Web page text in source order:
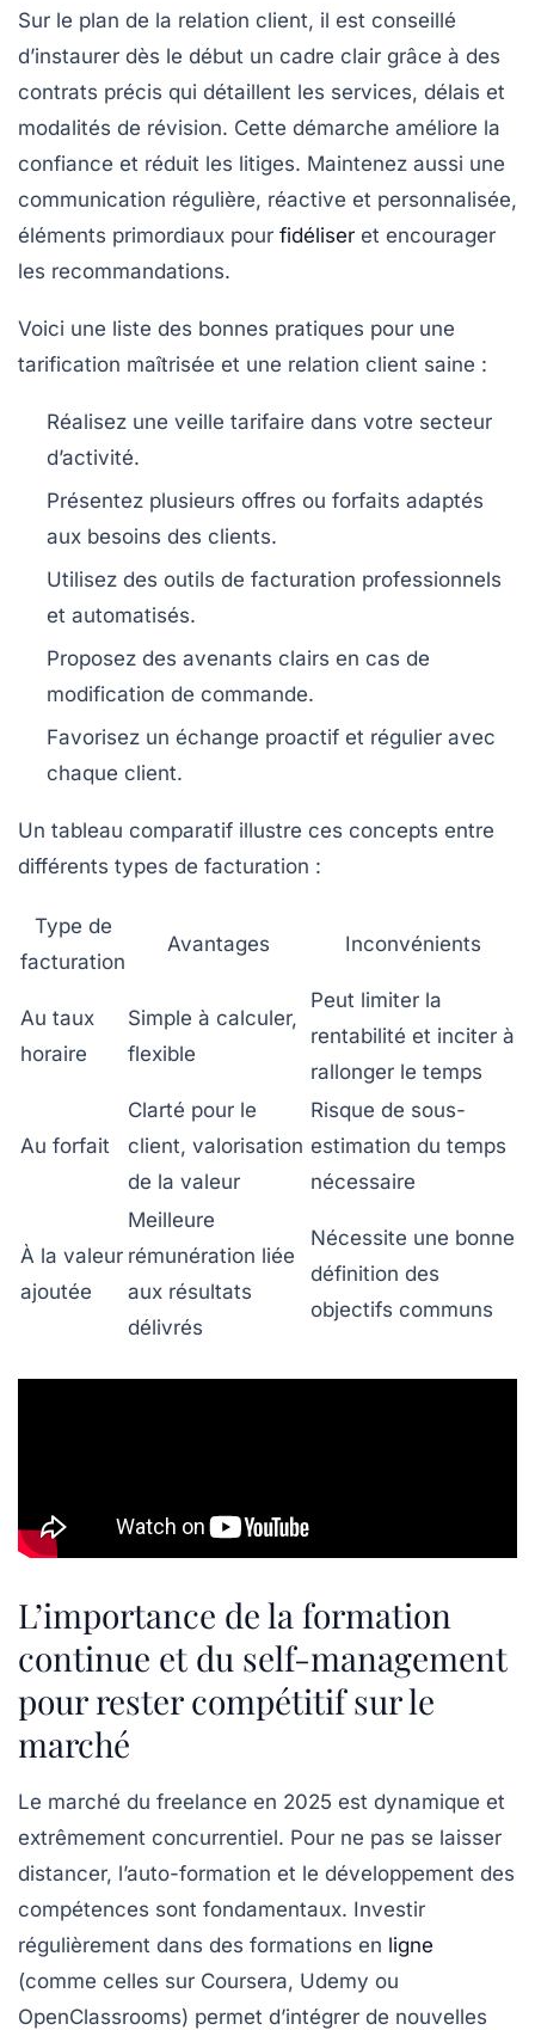
Sur le plan de la relation client, il est conseillé
d’instaurer dès le début un cadre clair grâce à des
contrats précis qui détaillent les services, délais et
modalités de révision. Cette démarche améliore la
confiance et réduit les litiges. Maintenez aussi une
communication régulière, réactive et personnalisée,
éléments primordiaux pour fidéliser et encourager
les recommandations.
Voici une liste des bonnes pratiques pour une
tarification maîtrisée et une relation client saine :
Réalisez une veille tarifaire dans votre secteur
d’activité.
Présentez plusieurs offres ou forfaits adaptés
aux besoins des clients.
Utilisez des outils de facturation professionnels
et automatisés.
Proposez des avenants clairs en cas de
modification de commande.
Favorisez un échange proactif et régulier avec
chaque client.
Un tableau comparatif illustre ces concepts entre
différents types de facturation :
Type de
facturation
Avantages Inconvénients
Au taux
horaire
Simple à calculer,
flexible
Peut limiter la
rentabilité et inciter à
rallonger le temps
Au forfait
Clarté pour le
client, valorisation
de la valeur
Risque de sous-
estimation du temps
nécessaire
À la valeur
ajoutée
Meilleure
rémunération liée
aux résultats
délivrés
Nécessite une bonne
définition des
objectifs communs
L’importance de la formation
continue et du self-management
pour rester compétitif sur le
marché
Le marché du freelance en 2025 est dynamique et
extrêmement concurrentiel. Pour ne pas se laisser
distancer, l’auto-formation et le développement des
compétences sont fondamentaux. Investir
régulièrement dans des formations en ligne
(comme celles sur Coursera, Udemy ou
OpenClassrooms) permet d’intégrer de nouvelles